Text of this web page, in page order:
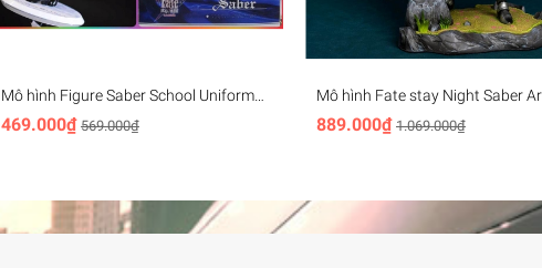
Mô hình Figure Saber School Uniform
Dress Fate Stay Night (22cm)
469.000₫ 569.000₫
Mô hình Fate stay Night Saber
Pendragon FSN 1/6 27cm High
889.000₫ 1.069.000₫